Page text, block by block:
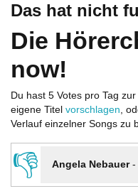
Das hat nicht
Die
now!
Du hast 5 Votes pro Tag
eigene Titel vorschlagen,
Verlauf einzelner Songs zu
👎 Angela Nebauer-